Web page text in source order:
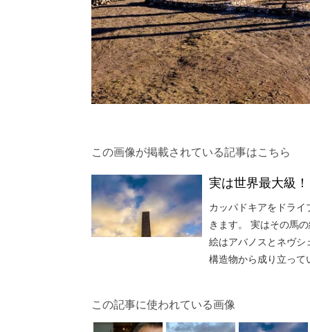
この画像が掲載されている記事はこちら
実は世界最大級
カッパドキアをドラ
きます。 実はその馬
絵はアバノスとネヴ
構造物から成り立って
この記事に使われている画像